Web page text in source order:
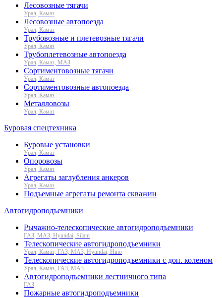
Лесовозные тягачи
Урал, Камаз
Лесовозные автопоезда
Урал, Камаз
Трубовозные и плетевозные тягачи
Урал, Камаз
Трубоплетевозные автопоезда
Урал, Камаз, МАЗ
Сортиментовозные тягачи
Урал, Камаз
Сортиментовозные автопоезда
Урал, Камаз
Металловозы
Урал, Камаз
Буровая спецтехника
Буровые установки
Урал, Камаз
Опоровозы
Урал, Камаз
Агрегаты заглубления анкеров
Урал, Камаз
Подъемные агрегаты ремонта скважин
Автогидроподъемники
Рычажно-телескопические автогидроподъемники
ГАЗ, МАЗ, Hyundai, Silant
Телескопические автогидроподъемники
Урал, Камаз, ГАЗ, МАЗ, Hyundai, Hino
Телескопические автогидроподъемники с доп. коленом
Урал, Камаз, ГАЗ, МАЗ
Автогидроподъемники лестничного типа
ГАЗ
Пожарные автогидроподъемники